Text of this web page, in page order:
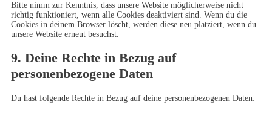
Bitte nimm zur Kenntnis, dass unsere Website möglicherweise nicht
richtig funktioniert, wenn alle Cookies deaktiviert sind. Wenn du die
Cookies in deinem Browser löscht, werden diese neu platziert, wenn du
unsere Website erneut besuchst.
9. Deine Rechte in Bezug auf
personenbezogene Daten
Du hast folgende Rechte in Bezug auf deine personenbezogenen Daten: